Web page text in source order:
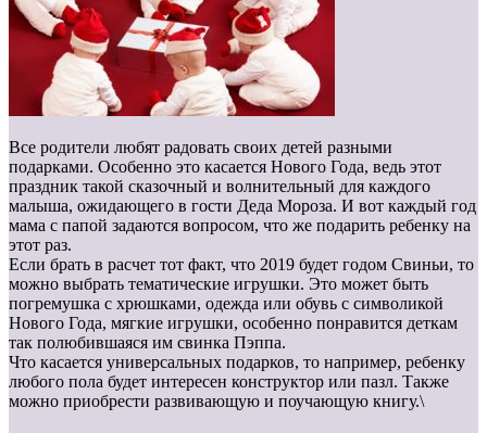
Все родители любят радовать своих детей разными
подарками. Особенно это касается Нового Года, ведь этот
праздник такой сказочный и волнительный для каждого
малыша, ожидающего в гости Деда Мороза. И вот каждый год
мама с папой задаются вопросом, что же подарить ребенку на
этот раз.
Если брать в расчет тот факт, что 2019 будет годом Свиньи, то
можно выбрать тематические игрушки. Это может быть
погремушка с хрюшками, одежда или обувь с символикой
Нового Года, мягкие игрушки, особенно понравится деткам
так полюбившаяся им свинка Пэппа.
Что касается универсальных подарков, то например, ребенку
любого пола будет интересен конструктор или пазл. Также
можно приобрести развивающую и поучающую книгу.\